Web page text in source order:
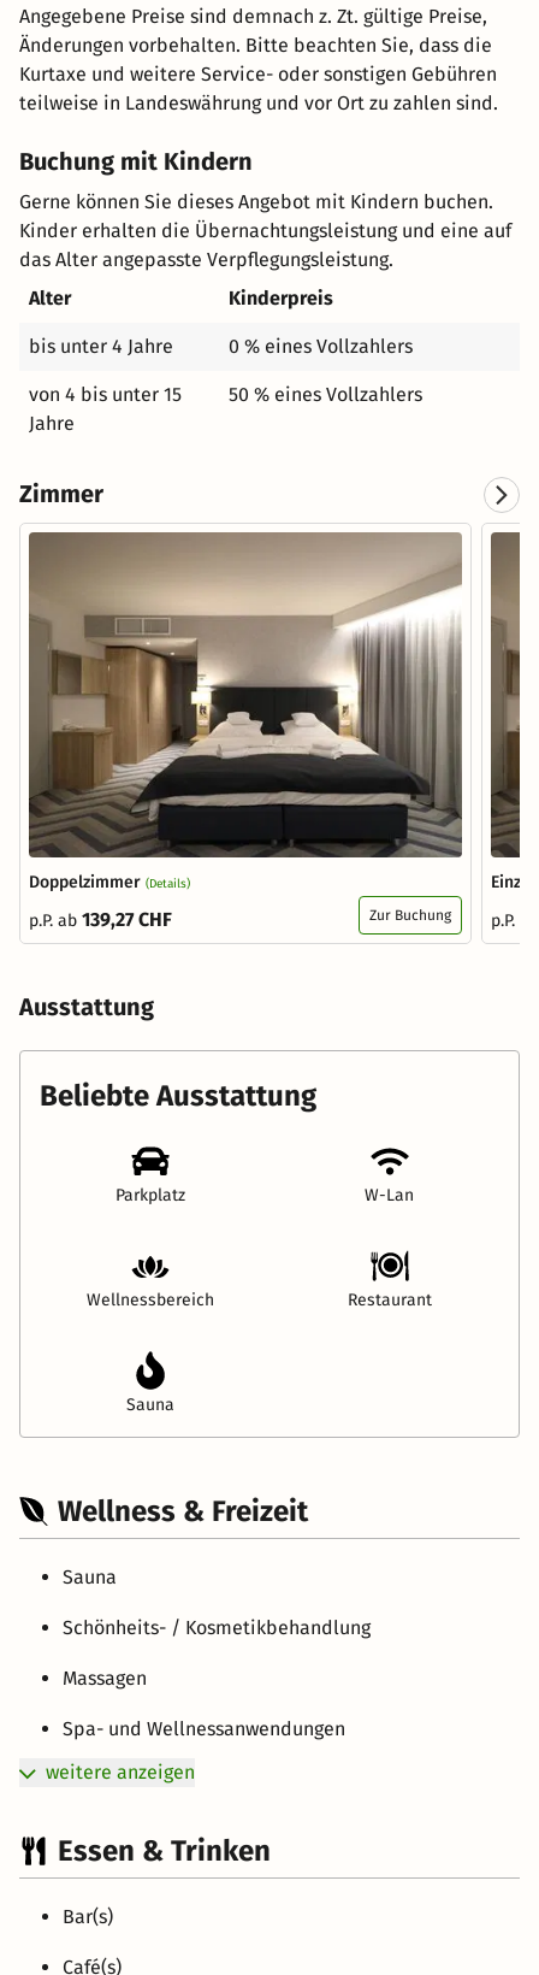
Angegebene Preise sind demnach z. Zt. gültige Preise,
Änderungen vorbehalten. Bitte beachten Sie, dass die
Kurtaxe und weitere Service- oder sonstigen Gebühren
teilweise in Landeswährung und vor Ort zu zahlen sind.
Buchung mit Kindern
Gerne können Sie dieses Angebot mit Kindern buchen.
Kinder erhalten die Übernachtungsleistung und eine auf
das Alter angepasste Verpflegungsleistung.
Alter
Kinderpreis
bis unter 4 Jahre 0 % eines Vollzahlers
von 4 bis unter 15
Jahre
50 % eines Vollzahlers
Zimmer
Doppelzimmer (Details)
p.P. ab 139,27 CHF Zur Buchung
p.P.
Ausstattung
Beliebte Ausstattung
Parkplatz W-Lan
Wellnessbereich Restaurant
Sauna
Wellness & Freizeit
Sauna
Schönheits- / Kosmetikbehandlung
Massagen
Spa- und Wellnessanwendungen
weitere anzeigen
Essen & Trinken
Bar(s)
Café(s)